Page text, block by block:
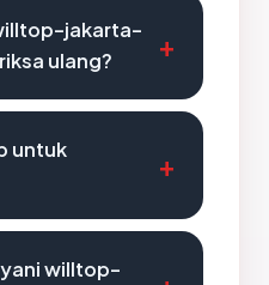
jakarta-
ulang?
untuk
willtop-